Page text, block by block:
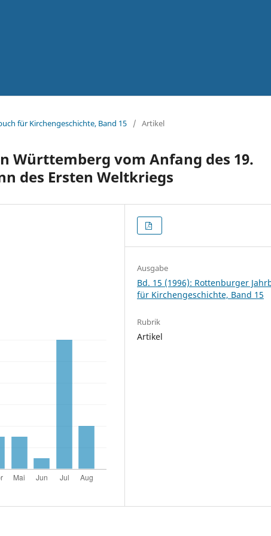
für Kirchengeschichte, Band 15 / Artikel
Württemberg vom Anfang des 19.
des Ersten Weltkriegs
Ausgabe
Bd. 15 (1996): Rottenburger
für Kirchengeschichte, Band 15
Rubrik
Artikel